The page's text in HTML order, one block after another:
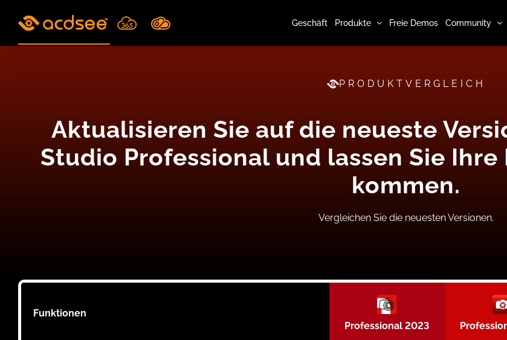
Geschäft Produkte Freie Demos Community
PRODUKTVERGLEICH
Aktualisieren Sie auf die neueste
Studio Professional und lassen Sie
kommen.
Vergleichen Sie die neuesten Versionen.
Funktionen
Professional 2023